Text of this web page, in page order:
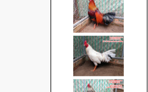
Cách nuôi gà chế độ đá c1